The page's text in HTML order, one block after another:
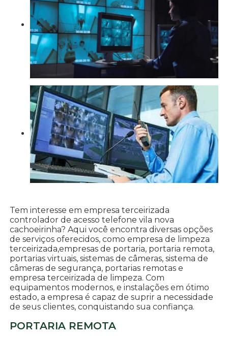
Tem interesse em empresa terceirizada
controlador de acesso telefone vila nova
cachoeirinha? Aqui você encontra diversas opções
de serviços oferecidos, como empresa de limpeza
terceirizada,empresas de portaria, portaria remota,
portarias virtuais, sistemas de câmeras, sistema de
câmeras de segurança, portarias remotas e
empresa terceirizada de limpeza. Com
equipamentos modernos, e instalações em ótimo
estado, a empresa é capaz de suprir a necessidade
de seus clientes, conquistando sua confiança.
PORTARIA REMOTA